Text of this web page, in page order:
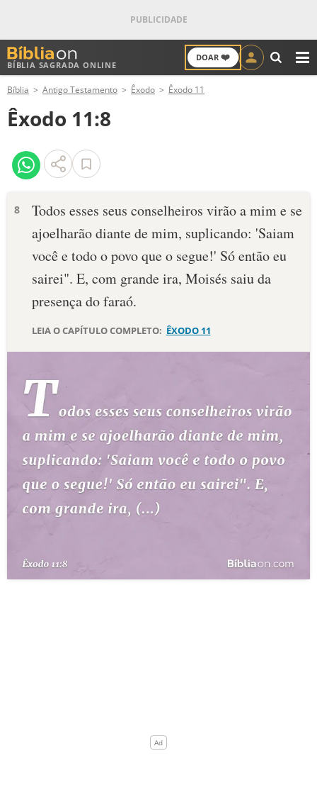
BÍBLIA SAGRADA ONLINE
DOAR ❤️
ANTIGO TESTAMENTO
NOVO TESTAMENTO
VERSÍCULOS
PALAVRA DO DIA
SALMO DO DIA
DEVOCIONAL DIÁRIO
ESTUDOS BÍBLICOS
ESBOÇOS DE PREGAÇÃO
PERGUNTE À BÍBLIA IA
QUEM SOMOS
Bíblia Antigo Testamento Êxodo Êxodo 11
Êxodo 11:8
8
Todos esses seus conselheiros virão a mim e se
­ajoelharão diante de mim, suplicando: 'Saiam
você e todo o povo que o segue!' Só então eu
sairei". E, com grande ira, Moisés saiu da
presença do faraó.
LEIA O CAPÍTULO COMPLETO: ÊXODO 11